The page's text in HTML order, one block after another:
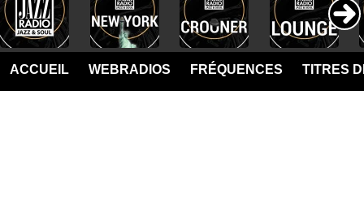
ACCUEIL WEBRADIOS FRÉQUENCES TITRES